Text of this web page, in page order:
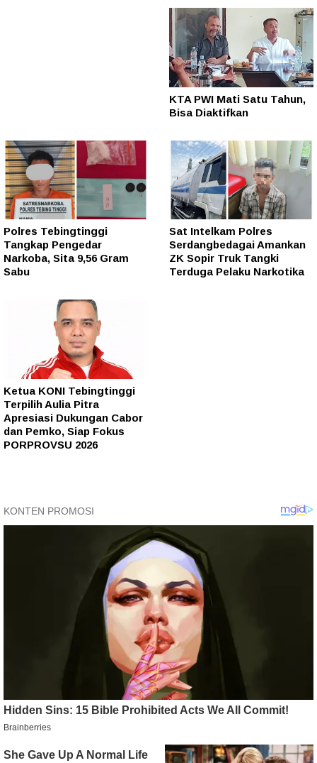
KTA PWI Mati Satu Tahun,
Bisa Diaktifkan
Polres Tebingtinggi
Tangkap Pengedar
Narkoba, Sita 9,56 Gram
Sabu
Sat Intelkam Polres
Serdangbedagai Amankan
ZK Sopir Truk Tangki
Terduga Pelaku Narkotika
Ketua KONI Tebingtinggi
Terpilih Aulia Pitra
Apresiasi Dukungan Cabor
dan Pemko, Siap Fokus
PORPROVSU 2026